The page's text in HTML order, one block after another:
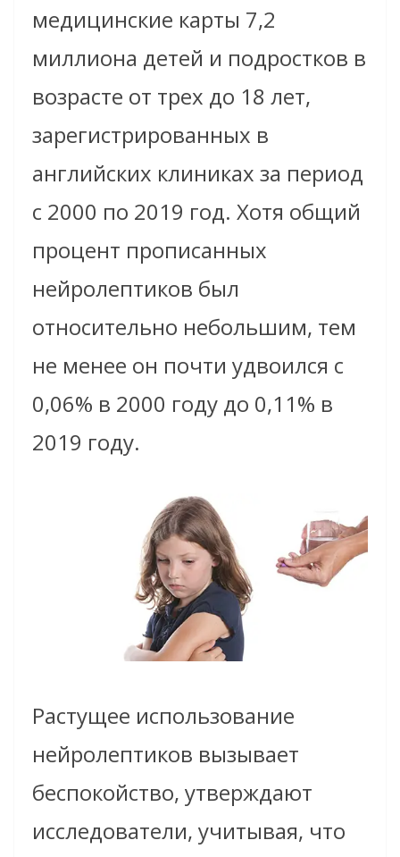
медицинские карты 7,2
миллиона детей и подростков в
возрасте от трех до 18 лет,
зарегистрированных в
английских клиниках за период
с 2000 по 2019 год. Хотя общий
процент прописанных
нейролептиков был
относительно небольшим, тем
не менее он почти удвоился с
0,06% в 2000 году до 0,11% в
2019 году.
Растущее использование
нейролептиков вызывает
беспокойство, утверждают
исследователи, учитывая, что